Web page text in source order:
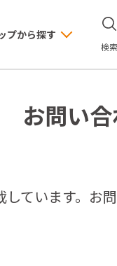
プから探す
検索
お問い
ています。お